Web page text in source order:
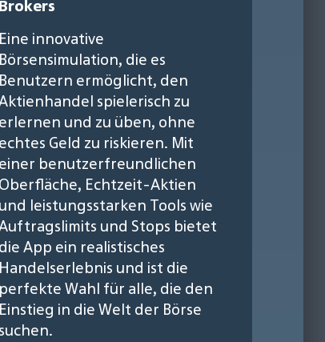
Brokers
Eine innovative
Börsensimulation, die es
Benutzern ermöglicht, den
spielerisch zu
erlernen und zu üben, ohne
echtes Geld zu riskieren. Mit
einer benutzerfreundlichen
Oberfläche, Echtzeit-Aktien
und leistungsstarken Tools wie
und Stops bietet
die App ein realistisches
Handelserlebnis und ist die
perfekte Wahl für alle, die den
Einstieg in die Welt der Börse
suchen.